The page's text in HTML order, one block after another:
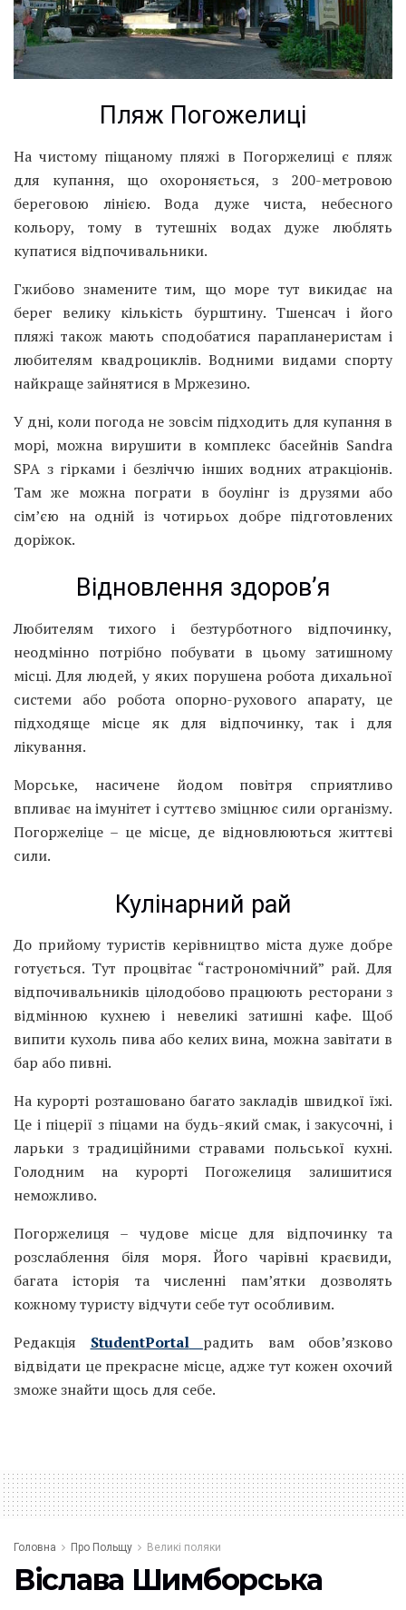
Пляж Погожелиці
На чистому піщаному пляжі в Погоржелиці є пляж
для купання, що охороняється, з 200-метровою
береговою лінією. Вода дуже чиста, небесного
кольору, тому в тутешніх водах дуже люблять
купатися відпочивальники.
Гжибово знамените тим, що море тут викидає на
берег велику кількість бурштину. Тшенсач і його
пляжі також мають сподобатися парапланеристам і
любителям квадроциклів. Водними видами спорту
найкраще зайнятися в Мржезино.
У дні, коли погода не зовсім підходить для купання в
морі, можна вирушити в комплекс басейнів Sandra
SPA з гірками і безліччю інших водних атракціонів.
Там же можна пограти в боулінг із друзями або
сім’єю на одній із чотирьох добре підготовлених
доріжок.
Відновлення здоров’я
Любителям тихого і безтурботного відпочинку,
неодмінно потрібно побувати в цьому затишному
місці. Для людей, у яких порушена робота дихальної
системи або робота опорно-рухового апарату, це
підходяще місце як для відпочинку, так і для
лікування.
Морське, насичене йодом повітря сприятливо
впливає на імунітет і суттєво зміцнює сили організму.
Погоржеліце – це місце, де відновлюються життєві
сили.
Кулінарний рай
До прийому туристів керівництво міста дуже добре
готується. Тут процвітає “гастрономічний” рай. Для
відпочивальників цілодобово працюють ресторани з
відмінною кухнею і невеликі затишні кафе. Щоб
випити кухоль пива або келих вина, можна завітати в
бар або пивні.
На курорті розташовано багато закладів швидкої їжі.
Це і піцерії з піцами на будь-який смак, і закусочні, і
ларьки з традиційними стравами польської кухні.
Голодним на курорті Погожелиця залишитися
неможливо.
Погоржелиця – чудове місце для відпочинку та
розслаблення біля моря. Його чарівні краєвиди,
багата історія та численні пам’ятки дозволять
кожному туристу відчути себе тут особливим.
Редакція StudentPortal
радить вам обов’язково
відвідати це прекрасне місце, адже тут кожен охочий
зможе знайти щось для себе.
Головна Про Польщу Великі поляки
Віслава Шимборська